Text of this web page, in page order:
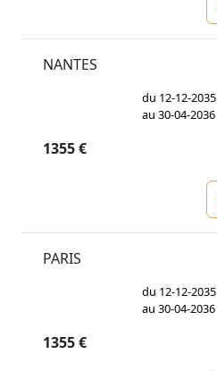
NANTES
du 12-12-2035
au 30-04-2036
1355 €
PARIS
du 12-12-2035
au 30-04-2036
1355 €